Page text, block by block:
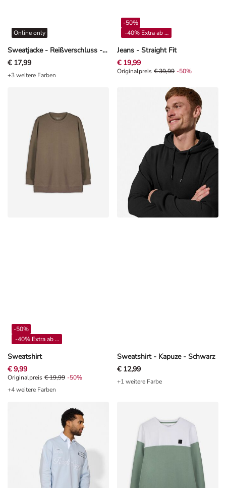
Sweatjacke - Reißverschluss - Khaki
Online only
€ 17,99
+3 weitere Farben
Jeans - Straight Fit
-50%
-40% Extra ab 4**
€ 19,99
Originalpreis € 39,99, Rabat -50%
Originalpreis € 39,99 -50%
Sweatshirt
-50%
-40% Extra ab 4**
€ 9,99
Originalpreis € 19,99, Rabat -50%
Originalpreis € 19,99 -50%
+4 weitere Farben
Sweatshirt - Kapuze - Schwarz
€ 12,99
+1 weitere Farbe